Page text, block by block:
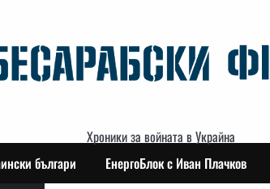
Хроники за войната в Украйна
българи ЕнергоБлок с Иван Плачков